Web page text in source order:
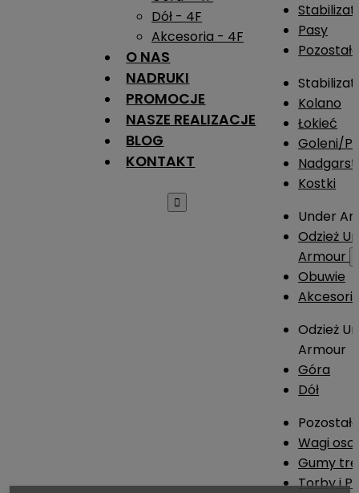
Dół - 4F
Akcesoria - 4F
O NAS
NADRUKI
PROMOCJE
NASZE REALIZACJE
BLOG
KONTAKT

Pasy
Kolano
Łokieć
Goleni/
Kostki
Under
Odzież
Armour
Obuwie
Odzież
Armour
Góra
Dół
Wagi
Gumy
Torby i